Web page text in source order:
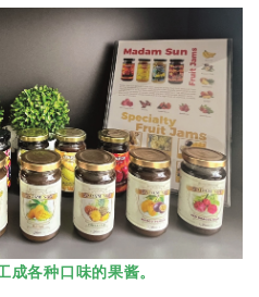
成各种口味的果酱。